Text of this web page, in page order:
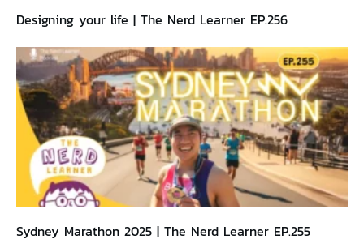
Designing your life | The Nerd Learner EP.256
Sydney Marathon 2025 | The Nerd Learner EP.255